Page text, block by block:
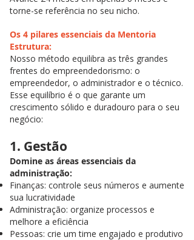
torne-se referência no seu nicho.
Os 4 pilares essenciais da Mentoria
Estrutura:
Nosso método equilibra as três grandes
frentes do empreendedorismo: o
empreendedor, o administrador e o técnico.
Esse equilíbrio é o que garante um
crescimento sólido e duradouro para o seu
negócio:
1. Gestão
Domine as áreas essenciais da
administração:
Finanças: controle seus números e aumente
sua lucratividade
Administração: organize processos e
melhore a eficiência
Pessoas: crie um time engajado e produtivo